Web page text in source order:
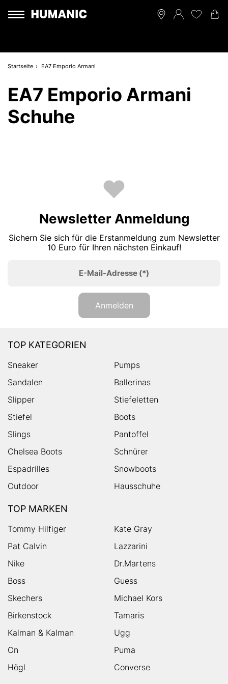
Startseite EA7 Emporio Armani
EA7 Emporio Armani
Schuhe
Newsletter Anmeldung
Sichern Sie sich für die Erstanmeldung zum Newsletter
10 Euro für Ihren nächsten Einkauf!
E-Mail-Adresse (*)
Anmelden
TOP KATEGORIEN
Sneaker
Pumps
Sandalen
Ballerinas
Slipper
Stiefeletten
Stiefel
Boots
Slings
Pantoffel
Chelsea Boots
Schnürer
Espadrilles
Snowboots
Outdoor
Hausschuhe
TOP MARKEN
Tommy Hilfiger
Kate Gray
Pat Calvin
Lazzarini
Nike
Dr.Martens
Boss
Guess
Skechers
Michael Kors
Birkenstock
Tamaris
Kalman & Kalman
Ugg
On
Puma
Högl
Converse